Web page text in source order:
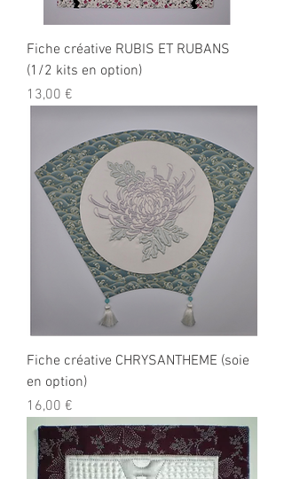
Fiche créative RUBIS ET RUBANS
(1/2 kits en option)
Prix
13,00 €
Fiche créative CHRYSANTHEME (soie
en option)
Prix
16,00 €